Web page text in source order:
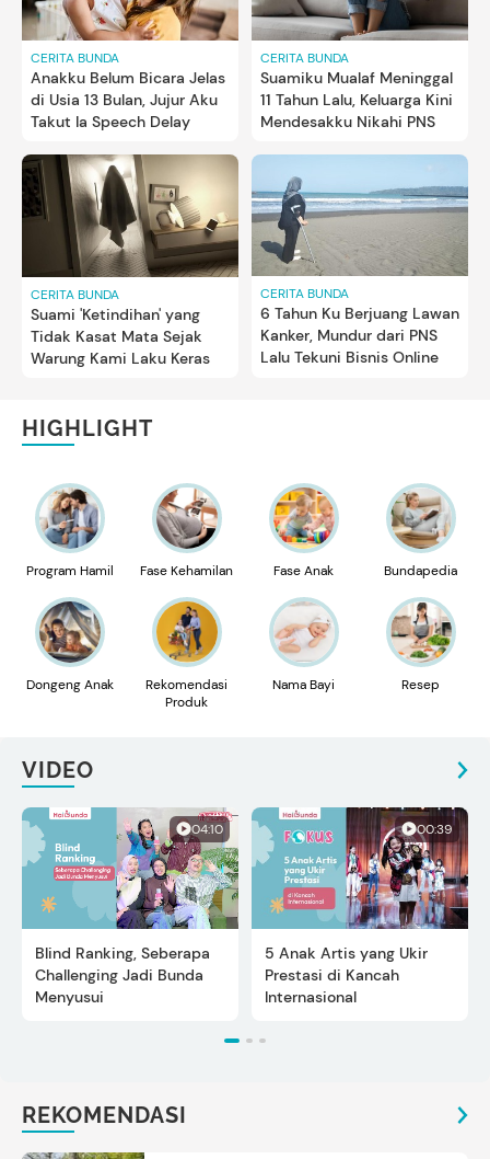
CERITA BUNDA
Anakku Belum Bicara Jelas
di Usia 13 Bulan, Jujur Aku
Takut Ia Speech Delay
CERITA BUNDA
Suamiku Mualaf Meninggal
11 Tahun Lalu, Keluarga Kini
Mendesakku Nikahi PNS
CERITA BUNDA
Suami 'Ketindihan' yang
Tidak Kasat Mata Sejak
Warung Kami Laku Keras
CERITA BUNDA
6 Tahun Ku Berjuang Lawan
Kanker, Mundur dari PNS
Lalu Tekuni Bisnis Online
HIGHLIGHT
Program Hamil Fase Kehamilan Fase Anak Bundapedia
Dongeng Anak
Rekomendasi
Produk
Nama Bayi Resep
VIDEO
04:10
Blind Ranking, Seberapa
Challenging Jadi Bunda
Menyusui
00:39
5 Anak Artis yang Ukir
Prestasi di Kancah
Internasional
REKOMENDASI